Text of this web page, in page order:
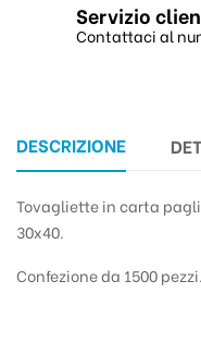
Servizio
Contattaci al
DESCRIZIONE
Tovagliette in carta
30x40.
Confezione da 1500 pezzi.